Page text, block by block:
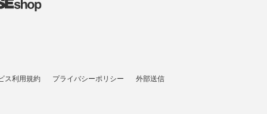
ス利用規約 プライバシーポリシー 外部送信